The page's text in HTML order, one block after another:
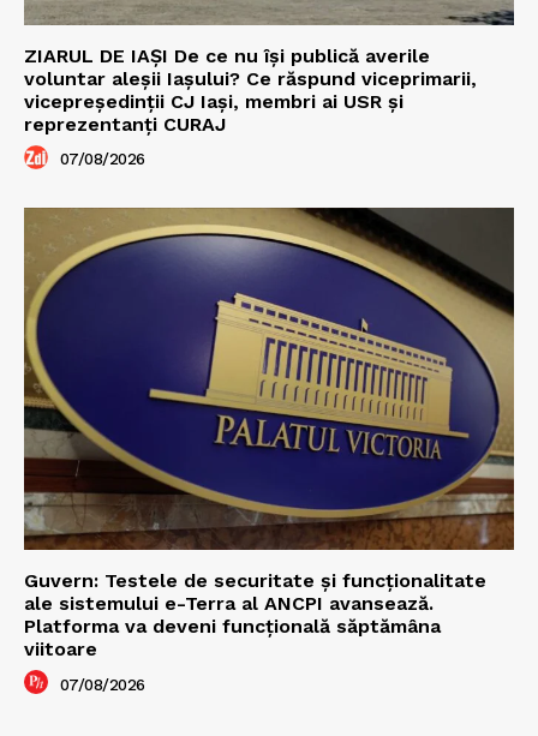
ZIARUL DE IAȘI De ce nu își publică averile
voluntar aleșii Iașului? Ce răspund viceprimarii,
vicepreședinții CJ Iași, membri ai USR și
reprezentanți CURAJ
07/08/2026
Guvern: Testele de securitate și funcționalitate
ale sistemului e-Terra al ANCPI avansează.
Platforma va deveni funcțională săptămâna
viitoare
07/08/2026